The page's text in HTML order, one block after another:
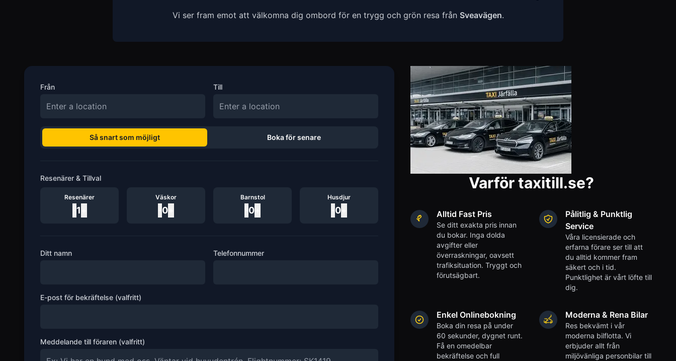
Vi ser fram emot att välkomna dig ombord för en trygg och grön resa från Sveavägen.
Från Till
Så snart som möjligt Boka för senare
Resenärer & Tillval
Resenärer
1
Väskor
0
Barnstol
0
Husdjur
0
Ditt namn Telefonnummer
E-post för bekräftelse (valfritt)
Meddelande till föraren (valfritt)
Varför taxitill.se?
Alltid Fast Pris
Se ditt exakta pris innan
du bokar. Inga dolda
avgifter eller
överraskningar, oavsett
trafiksituation. Tryggt och
förutsägbart.
Pålitlig & Punktlig
Service
Våra licensierade och
erfarna förare ser till att
du alltid kommer fram
säkert och i tid.
Punktlighet är vårt löfte till
dig.
Enkel Onlinebokning
Boka din resa på under
60 sekunder, dygnet runt.
Få en omedelbar
bekräftelse och full
Moderna & Rena Bilar
Res bekvämt i vår
moderna bilflotta. Vi
erbjuder allt från
miljövänliga personbilar till